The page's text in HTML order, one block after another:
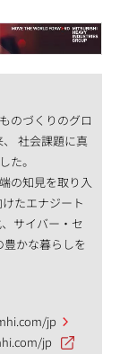
のづくりのグロ
社会課題に真
た。
の知見を取り入
たエナジート
サイバー・セ
かな暮らしを
jp
jp